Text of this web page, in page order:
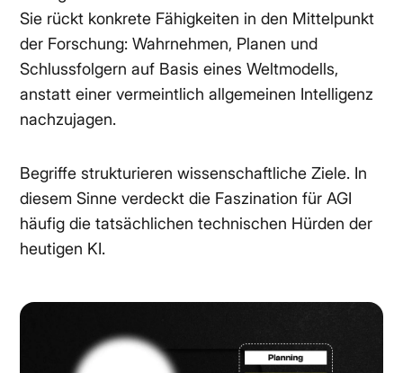
Sie rückt konkrete Fähigkeiten in den Mittelpunkt
der Forschung: Wahrnehmen, Planen und
Schlussfolgern auf Basis eines Weltmodells,
anstatt einer vermeintlich allgemeinen Intelligenz
nachzujagen.
Begriffe strukturieren wissenschaftliche Ziele. In
diesem Sinne verdeckt die Faszination für AGI
häufig die tatsächlichen technischen Hürden der
heutigen KI.